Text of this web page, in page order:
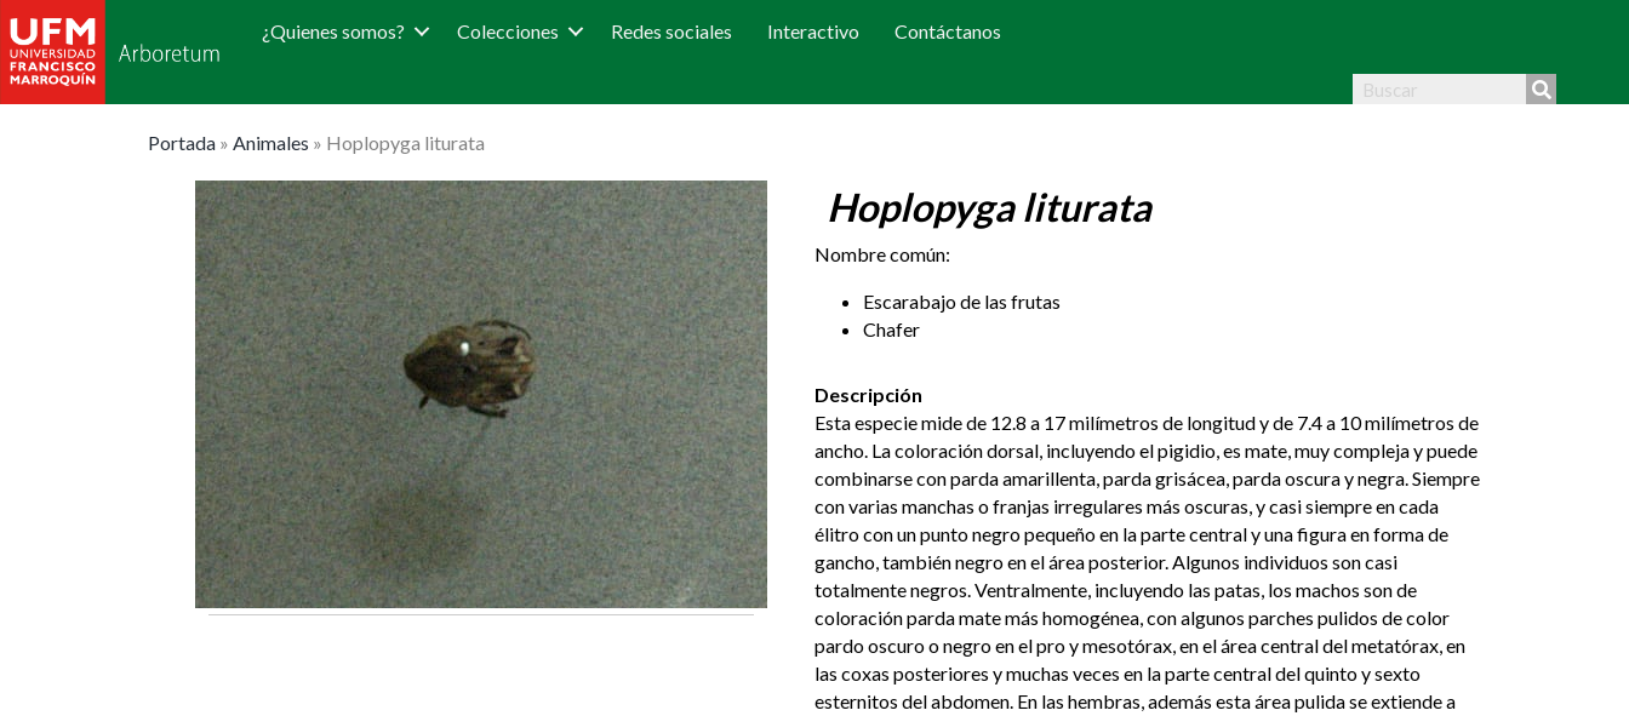
¿Quienes somos? Colecciones Redes sociales Interactivo Contáctanos
Portada » Animales » Hoplopyga liturata
Hoplopyga liturata
Nombre común:
Escarabajo de las frutas
Chafer
Descripción
Esta especie mide de 12.8 a 17 milímetros de longitud y de 7.4 a 10 milímetros de
ancho. La coloración dorsal, incluyendo el pigidio, es mate, muy compleja y puede
combinarse con parda amarillenta, parda grisácea, parda oscura y negra. Siempre
con varias manchas o franjas irregulares más oscuras, y casi siempre en cada
élitro con un punto negro pequeño en la parte central y una figura en forma de
gancho, también negro en el área posterior. Algunos individuos son casi
totalmente negros. Ventralmente, incluyendo las patas, los machos son de
coloración parda mate más homogénea, con algunos parches pulidos de color
pardo oscuro o negro en el pro y mesotórax, en el área central del metatórax, en
las coxas posteriores y muchas veces en la parte central del quinto y sexto
esternitos del abdomen. En las hembras, además esta área pulida se extiende a